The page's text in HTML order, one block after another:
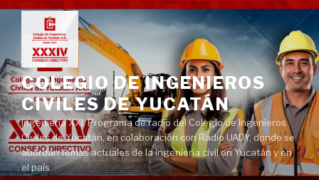
Ir
contenido
COLEGIO DE INGENIEROS
CIVILES DE YUCATÁN
Ingeniería XXI. Programa de radio del Colegio de Ingenieros
Civiles de Yucatán, en colaboración con Radio UADY, donde se
abordan temas actuales de la ingeniería civil en Yucatán y en
el país.